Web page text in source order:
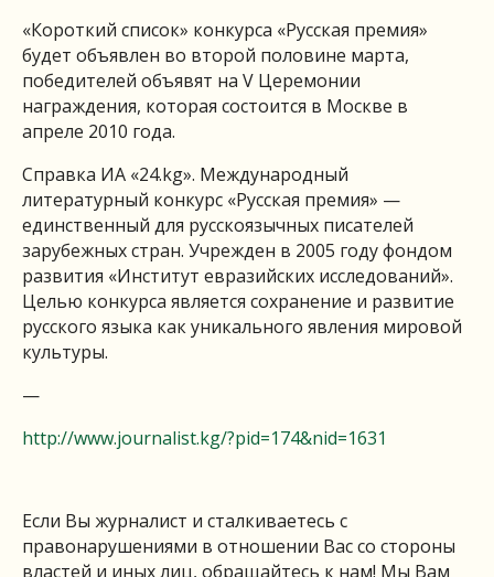
«Короткий список» конкурса «Русская премия»
будет объявлен во второй половине марта,
победителей объявят на V Церемонии
награждения, которая состоится в Москве в
апреле 2010 года.
Справка ИА «24.kg». Международный
литературный конкурс «Русская премия» —
единственный для русскоязычных писателей
зарубежных стран. Учрежден в 2005 году фондом
развития «Институт евразийских исследований».
Целью конкурса является сохранение и развитие
русского языка как уникального явления мировой
культуры.
—
http://www.journalist.kg/?pid=174&nid=1631
Если Вы журналист и сталкиваетесь с
правонарушениями в отношении Вас со стороны
властей и иных лиц, обращайтесь к нам! Мы Вам